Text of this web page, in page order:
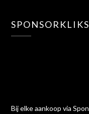
SPONSORKLIKS
Bij elke aankoop via